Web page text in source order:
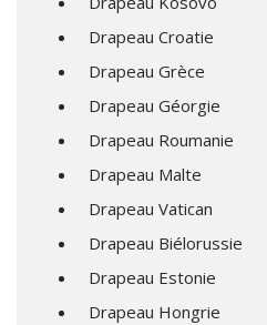
Drapeau Croatie
Drapeau Grèce
Drapeau Géorgie
Drapeau Roumanie
Drapeau Malte
Drapeau Vatican
Drapeau Biélorussie
Drapeau Estonie
Drapeau Hongrie